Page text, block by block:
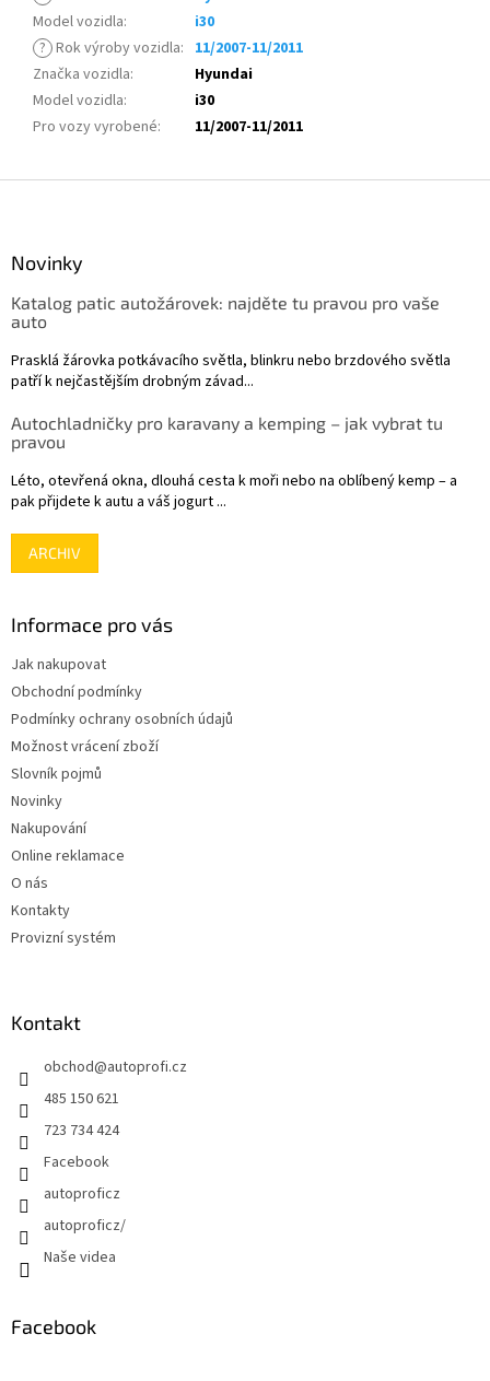
Model vozidla:
i30
? Rok výroby vozidla: 11/2007-11/2011
Značka vozidla:
Hyundai
Model vozidla:
i30
Pro vozy vyrobené: 11/2007-11/2011
Novinky
Katalog patic autožárovek: najděte tu pravou pro vaše
auto
Prasklá žárovka potkávacího světla, blinkru nebo brzdového světla
patří k nejčastějším drobným závad...
Autochladničky pro karavany a kemping – jak vybrat tu
pravou
Léto, otevřená okna, dlouhá cesta k moři nebo na oblíbený kemp – a
pak přijdete k autu a váš jogurt ...
ARCHIV
Informace pro vás
Jak nakupovat
Obchodní podmínky
Podmínky ochrany osobních údajů
Možnost vrácení zboží
Slovník pojmů
Novinky
Nakupování
Online reklamace
O nás
Kontakty
Provizní systém
Kontakt
obchod@autoprofi.cz
485 150 621
723 734 424
Facebook
autoproficz
autoproficz/
Naše videa
Facebook